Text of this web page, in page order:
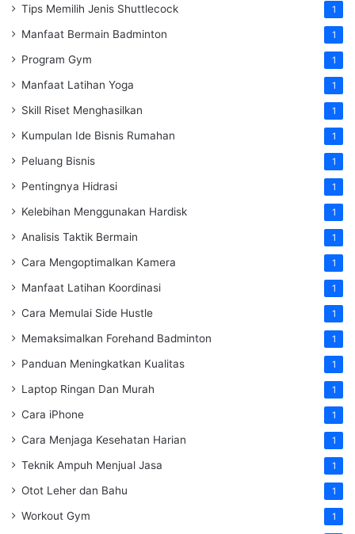
Tips Memilih Jenis Shuttlecock 1
Manfaat Bermain Badminton 1
Program Gym 1
Manfaat Latihan Yoga 1
Skill Riset Menghasilkan 1
Kumpulan Ide Bisnis Rumahan 1
Peluang Bisnis 1
Pentingnya Hidrasi 1
Kelebihan Menggunakan Hardisk 1
Analisis Taktik Bermain 1
Cara Mengoptimalkan Kamera 1
Manfaat Latihan Koordinasi 1
Cara Memulai Side Hustle 1
Memaksimalkan Forehand Badminton 1
Panduan Meningkatkan Kualitas 1
Laptop Ringan Dan Murah 1
Cara iPhone 1
Cara Menjaga Kesehatan Harian 1
Teknik Ampuh Menjual Jasa 1
Otot Leher dan Bahu 1
Workout Gym 1